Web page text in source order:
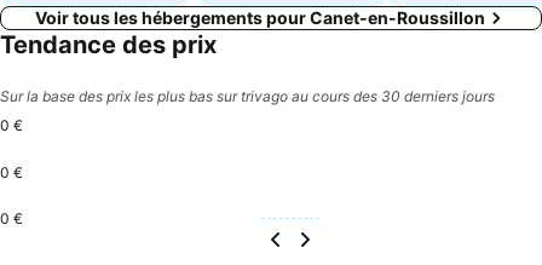
Voir tous les hébergements pour Canet-en-Roussillon
Tendance des prix
Sur la base des prix les plus bas sur trivago au cours des 30 derniers jours
0 €
0 €
0 €